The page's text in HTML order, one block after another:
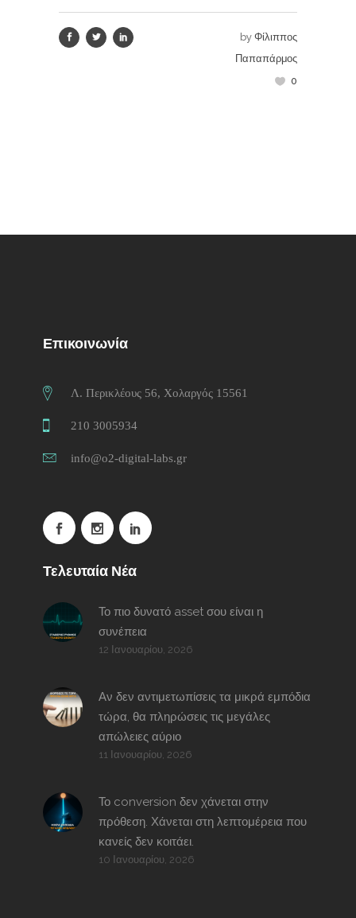
by Φίλιππος
Παπαπάρμος
0
Επικοινωνία
Λ. Περικλέους 56, Χολαργός 15561
210 3005934
info@o2-digital-labs.gr
Τελευταία Νέα
Το πιο δυνατό asset σου είναι η
συνέπεια
12 Ιανουαρίου, 2026
Αν δεν αντιμετωπίσεις τα μικρά εμπόδια
τώρα, θα πληρώσεις τις μεγάλες
απώλειες αύριο
11 Ιανουαρίου, 2026
Το conversion δεν χάνεται στην
πρόθεση. Χάνεται στη λεπτομέρεια που
κανείς δεν κοιτάει.
10 Ιανουαρίου, 2026